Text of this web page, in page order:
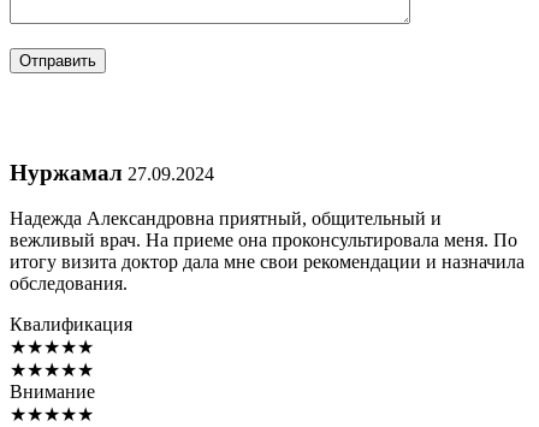
Нуржамал 27.09.2024
Надежда Александровна приятный, общительный и
вежливый врач. На приеме она проконсультировала меня. По
итогу визита доктор дала мне свои рекомендации и назначила
обследования.
Квалификация
★★★★★
★★★★★
Внимание
★★★★★